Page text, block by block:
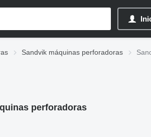
Sandvik máquinas perforadoras
perforadoras